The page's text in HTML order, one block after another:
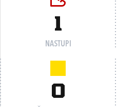
1
NASTUPI
0